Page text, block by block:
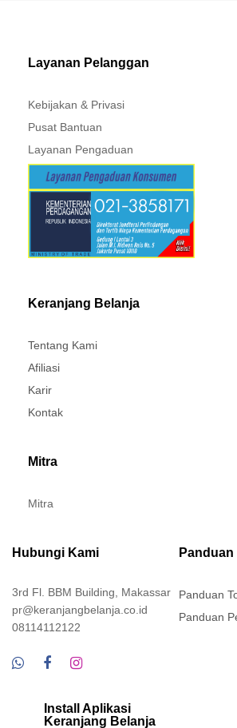
Layanan Pelanggan
Kebijakan & Privasi
Pusat Bantuan
Layanan Pengaduan
Keranjang Belanja
Tentang Kami
Afiliasi
Karir
Kontak
Mitra
Mitra
Hubungi Kami
3rd Fl. BBM Building, Makassar
pr@keranjangbelanja.co.id
08114112122
Panduan
Panduan
Panduan
Install Aplikasi
Keranjang Belanja